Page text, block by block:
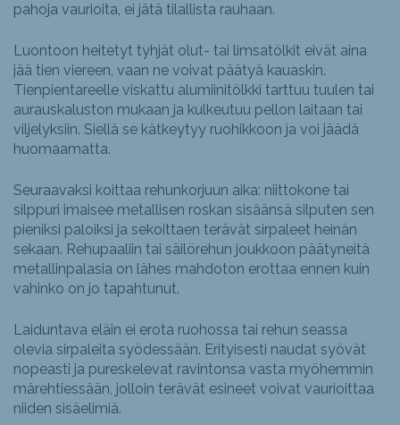
pahoja vaurioita, ei jätä tilallista rauhaan.
Luontoon heitetyt tyhjät olut- tai limsatölkit eivät aina
jää tien viereen, vaan ne voivat päätyä kauaskin.
Tienpientareelle viskattu alumiinitölkki tarttuu tuulen tai
aurauskaluston mukaan ja kulkeutuu pellon laitaan tai
viljelyksiin. Siellä se kätkeytyy ruohikkoon ja voi jäädä
huomaamatta.
Seuraavaksi koittaa rehunkorjuun aika: niittokone tai
silppuri imaisee metallisen roskan sisäänsä silputen sen
pieniksi paloiksi ja sekoittaen terävät sirpaleet heinän
sekaan. Rehupaaliin tai säilörehun joukkoon päätyneitä
metallinpalasia on lähes mahdoton erottaa ennen kuin
vahinko on jo tapahtunut.
Laiduntava eläin ei erota ruohossa tai rehun seassa
olevia sirpaleita syödessään. Erityisesti naudat syövät
nopeasti ja pureskelevat ravintonsa vasta myöhemmin
märehtiessään, jolloin terävät esineet voivat vaurioittaa
niiden sisäelimiä.